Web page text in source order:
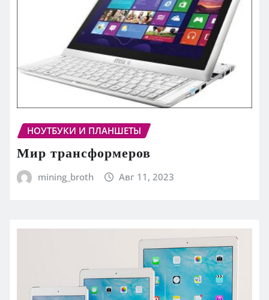
НОУТБУКИ И ПЛАНШЕТЫ
Мир трансформеров
mining_broth Авг 11, 2023